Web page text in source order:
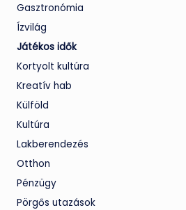
Gasztronómia
Ízvilág
Játékos idők
Kortyolt kultúra
Kreatív hab
Külföld
Kultúra
Lakberendezés
Otthon
Pénzügy
Pörgős utazások